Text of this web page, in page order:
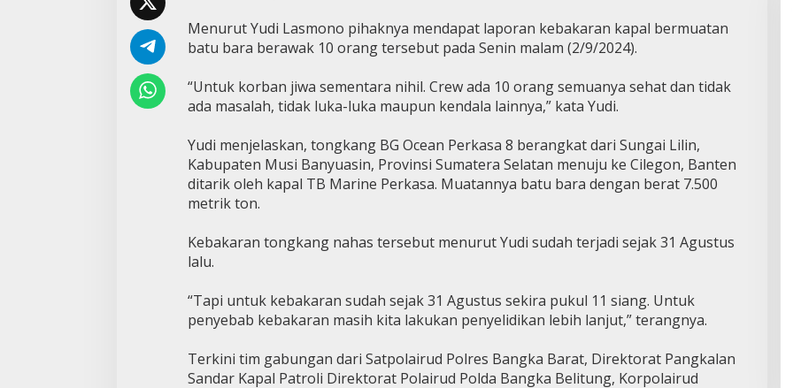
Menurut Yudi Lasmono pihaknya mendapat laporan kebakaran kapal bermuatan
batu bara berawak 10 orang tersebut pada Senin malam (2/9/2024).
“Untuk korban jiwa sementara nihil. Crew ada 10 orang semuanya sehat dan tidak
ada masalah, tidak luka-luka maupun kendala lainnya,” kata Yudi.
Yudi menjelaskan, tongkang BG Ocean Perkasa 8 berangkat dari Sungai Lilin,
Kabupaten Musi Banyuasin, Provinsi Sumatera Selatan menuju ke Cilegon, Banten
ditarik oleh kapal TB Marine Perkasa. Muatannya batu bara dengan berat 7.500
metrik ton.
Kebakaran tongkang nahas tersebut menurut Yudi sudah terjadi sejak 31 Agustus
lalu.
“Tapi untuk kebakaran sudah sejak 31 Agustus sekira pukul 11 siang. Untuk
penyebab kebakaran masih kita lakukan penyelidikan lebih lanjut,” terangnya.
Terkini tim gabungan dari Satpolairud Polres Bangka Barat, Direktorat Pangkalan
Sandar Kapal Patroli Direktorat Polairud Polda Bangka Belitung, Korpolairud